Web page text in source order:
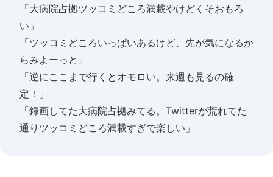
「大病院占拠ツッコミどころ満載やけどくそおもろ
い」
「ツッコミどころいっぱいあるけど、先が気になるか
らみよーっと」
「逆にここまで行くとオモロい。来週も見るの確
定！」
「録画してた大病院占拠みてる。Twitterが荒れてた
通りツッコミどころ満載すぎで楽しい」